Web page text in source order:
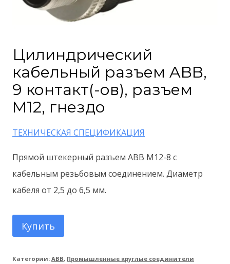
Цилиндрический
кабельный разъем ABB,
9 контакт(-ов), разъем
M12, гнездо
ТЕХНИЧЕСКАЯ СПЕЦИФИКАЦИЯ
Прямой штекерный разъем ABB M12-8 с
кабельным резьбовым соединением. Диаметр
кабеля от 2,5 до 6,5 мм.
Купить
Категории: ABB, Промышленные круглые соединители